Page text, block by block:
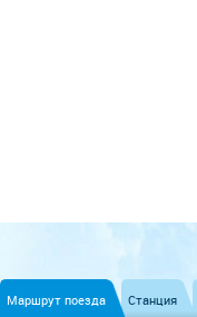
Маршрут поезда Станция